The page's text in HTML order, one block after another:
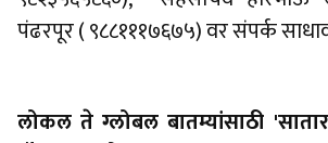
पंढरपूर ( ९८८१११७६७५) वर संपर्क
लोकल ते ग्लोबल बातम्यांसाठी